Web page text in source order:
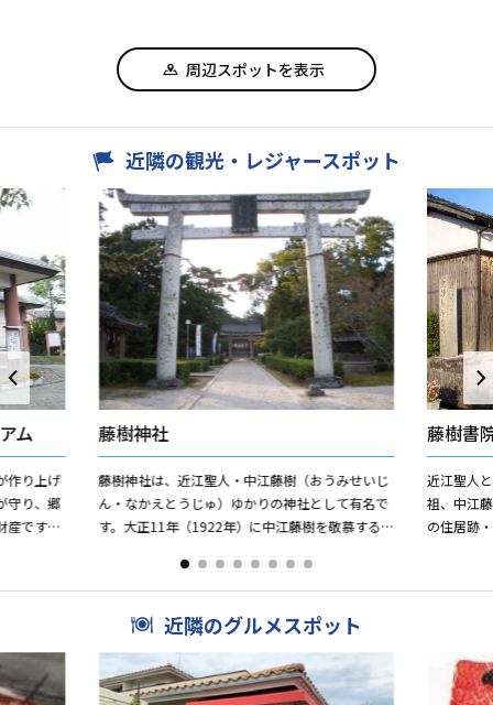
周辺スポットを表示
近隣の観光・レジャースポット
ム
作り上げ
守り、郷
産です。
藤樹神社
藤樹神社は、近江聖人・中江藤樹（おうみせいじ
ん・なかえとうじゅ）ゆかりの神社として有名で
す。大正11年（1922年）に中江藤樹を敬慕する
っては、皇室ご下賜の...
藤樹書
近江聖人
祖、中江
の住居跡
近隣のグルメスポット